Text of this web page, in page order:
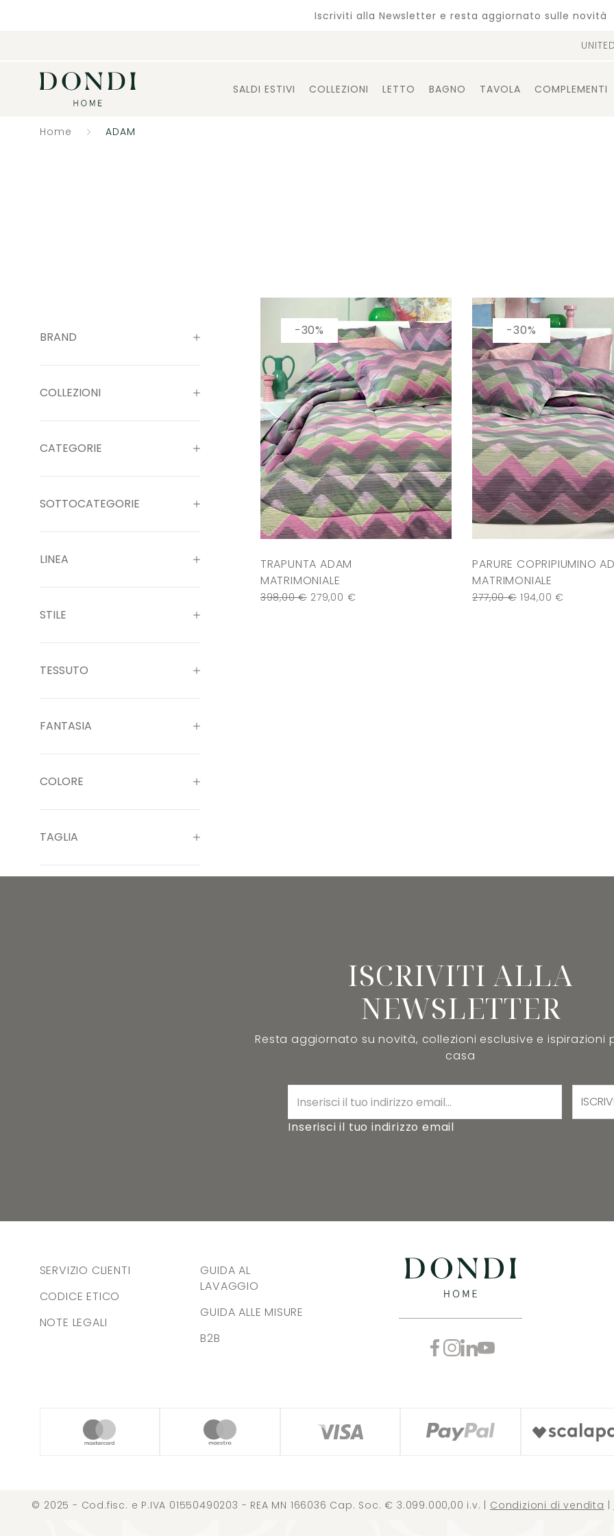
Iscriviti alla Newsletter e resta aggiornato sulle novità
SALDI ESTIVI COLLEZIONI LETTO BAGNO TAVOLA COMPLEMENTI
Home ADAM
BRAND
COLLEZIONI
CATEGORIE
SOTTOCATEGORIE
LINEA
STILE
TESSUTO
FANTASIA
COLORE
TAGLIA
TRAPUNTA ADAM
MATRIMONIALE
398,00€ 279,00 €
-30%
PARURE COPRIPIUMINO
MATRIMONIALE
277,00€ 194,00€
-30%
ISCRIVITI ALLA
NEWSLETTER
Resta aggiornato su novità, collezioni esclusive e ispirazioni
casa
Inserisci il tuo indirizzo email
SERVIZIO CLIENTI
CODICE ETICO
NOTE LEGALI
GUIDA AL
LAVAGGIO
GUIDA ALLE MISURE
B2B
© 2025 - Cod.fisc. e P.IVA 01550490203 - REA MN 166036 Cap. Soc. € 3.099.000,00 i.v. | Condizioni di vendita